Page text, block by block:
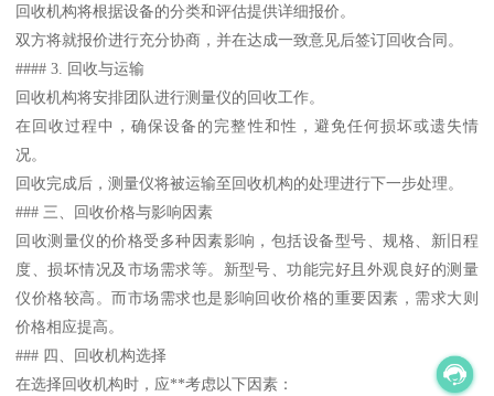
回收机构将根据设备的分类和评估提供详细报价。
双方将就报价进行充分协商，并在达成一致意见后签订回收合同。
#### 3. 回收与运输
回收机构将安排团队进行测量仪的回收工作。
在回收过程中，确保设备的完整性和性，避免任何损坏或遗失情
况。
回收完成后，测量仪将被运输至回收机构的处理进行下一步处理。
### 三、回收价格与影响因素
回收测量仪的价格受多种因素影响，包括设备型号、规格、新旧程
度、损坏情况及市场需求等。新型号、功能完好且外观良好的测量
仪价格较高。而市场需求也是影响回收价格的重要因素，需求大则
价格相应提高。
### 四、回收机构选择
在选择回收机构时，应**考虑以下因素：